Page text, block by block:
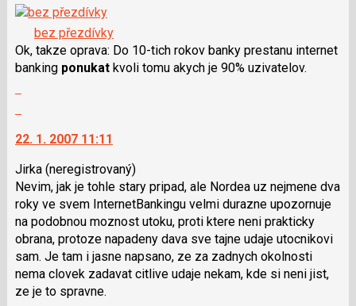
pro
předchozí
nový
názor
názor.
K
navigaci
lze
N
následující
a
P
pro
předchozí
nový
názor
bez přezdívky
Ok, takze oprava: Do 10-tich rokov banky prestanu internet
banking ponukatkvoli tomu akych je 90% uzivatelov.
další
názor.
K
navigaci
lze
použít
i
klávesy
N
22. 1. 2007 11:11
Jirka (neregistrovaný)
Nevim, jak je tohle stary pripad, ale Nordea uz nejmene dva
roky ve svem InternetBankingu velmi durazne upozornuje
na podobnou moznost utoku, proti ktere neni prakticky
obrana, protoze napadeny dava sve tajne udaje utocnikovi
sam. Je tam i jasne napsano, ze za zadnych okolnosti
nema clovek zadavat citlive udaje nekam, kde si neni jist,
ze je to spravne.